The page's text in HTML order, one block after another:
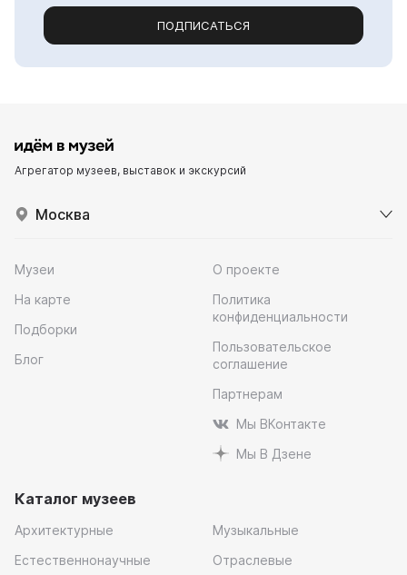
ПОДПИСАТЬСЯ
Агрегатор музеев, выставок и экскурсий
Москва
Музеи
На карте
Подборки
Блог
О проекте
Политика
конфиденциальности
Пользовательское
соглашение
Партнерам
Мы ВКонтакте
Мы В Дзене
Каталог музеев
Архитектурные
Естественнонаучные
Музыкальные
Отраслевые